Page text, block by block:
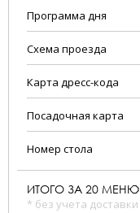
Программа дня
Схема проезда
Карта дресс-кода
Посадочная карта
Номер стола
ИТОГО ЗА 20 МЕНЮ
* без учета доставки